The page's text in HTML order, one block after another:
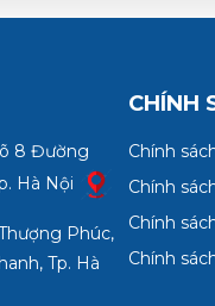
Chính Hãng 12
Bắc : 0989 310
0902 303 733 – 0945
8 Đường
Hà Nội
Phúc,
Tp. Hà
CHÍNH
Chính
Chính
Chính
Chính